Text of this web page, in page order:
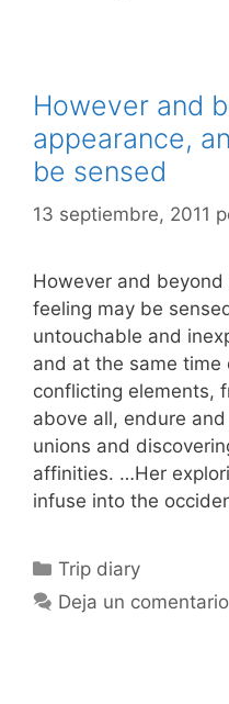
However and
appearance,
be sensed
13 septiembre, 2011
However and
feeling may be
untouchable and
and at the same time
conflicting elements,
above all, endure
unions and
affinities. …Her
infuse into the
Categorías
Trip diary
Deja un comentario